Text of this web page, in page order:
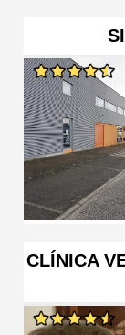
CLÍNICA